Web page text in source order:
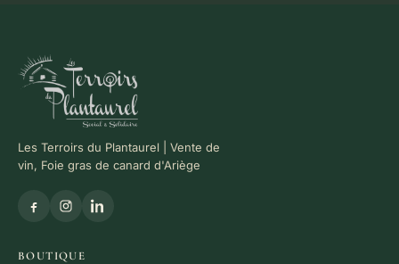
Les Terroirs du Plantaurel | Vente de
vin, Foie gras de canard d'Ariège
BOUTIQUE